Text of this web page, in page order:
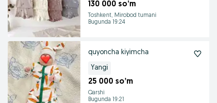
130 000 so’m
Toshkent, Mirobod tumani
Bugunda 19:24
quyoncha kiyimcha
Yangi
25 000 so’m
Qarshi
Bugunda 19:21